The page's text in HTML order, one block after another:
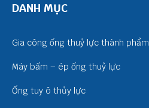
DANH MỤC
Gia công ống thuỷ lực thành phẩm
Máy bấm – ép ống thuỷ lực
Ống tuy ô thủy lực